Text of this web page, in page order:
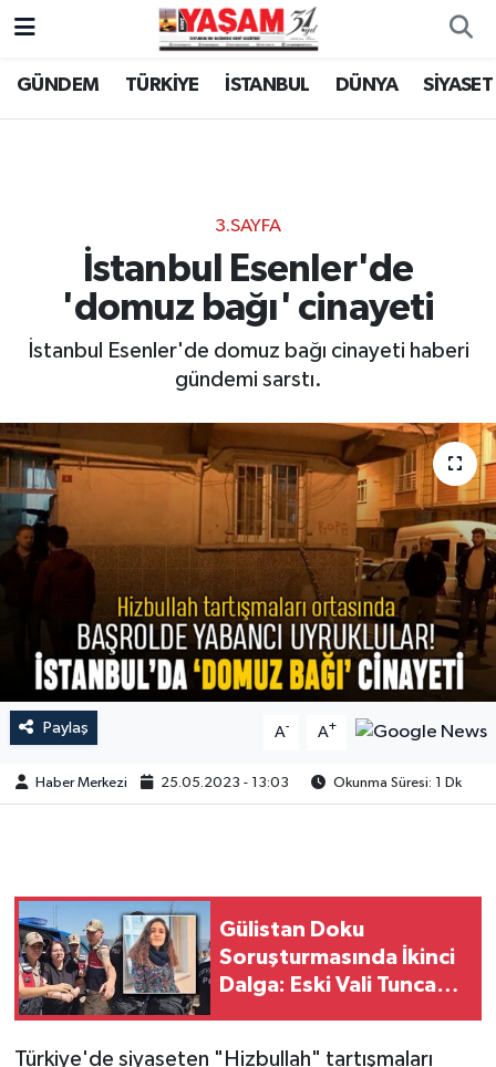
GÜNDEM TÜRKİYE İSTANBUL DÜNYA SİYASET
3.SAYFA
İstanbul Esenler'de
'domuz bağı' cinayeti
İstanbul Esenler'de domuz bağı cinayeti haberi
gündemi sarstı.
Paylaş A- A+
Haber Merkezi 25.05.2023 - 13:03 Okunma Süresi: 1 Dk
Gülistan Doku
Soruşturmasında İkinci
Dalga: Eski Vali Tuncay
Türkiye'de siyaseten "Hizbullah" tartışmaları